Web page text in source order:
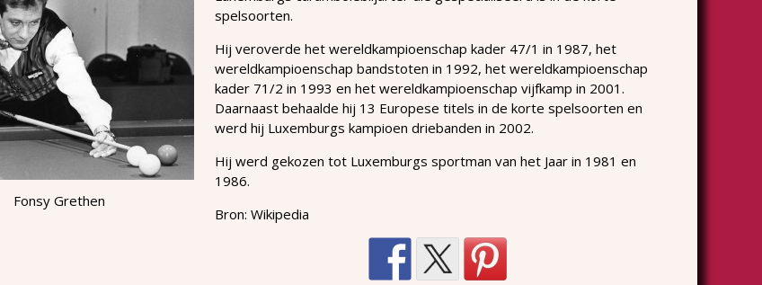
Fonsy Grethen
spelsoorten.
Hij veroverde het wereldkampioenschap kader 47/1 in 1987, het
wereldkampioenschap bandstoten in 1992, het wereldkampioenschap
kader 71/2 in 1993 en het wereldkampioenschap vijfkamp in 2001.
Daarnaast behaalde hij 13 Europese titels in de korte spelsoorten en
werd hij Luxemburgs kampioen driebanden in 2002.
Hij werd gekozen tot Luxemburgs sportman van het Jaar in 1981 en
1986.
Bron: Wikipedia